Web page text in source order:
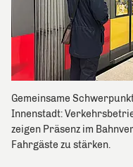
Gemeinsame
Innenstadt:
zeigen Präsenz im
Fahrgäste zu stärken.